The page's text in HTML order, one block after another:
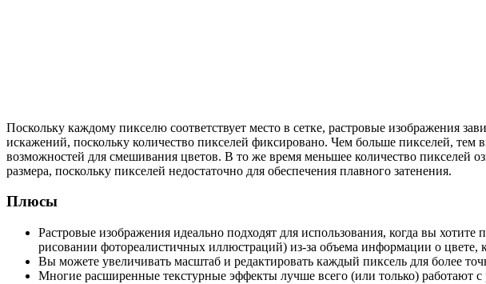
Поскольку каждому пикселю соответствует место в сетке, растровые изображения
искажений, поскольку количество пикселей фиксировано. Чем больше пикселей, тем
возможностей для смешивания цветов. В то же время меньшее количество пикселей
размера, поскольку пикселей недостаточно для обеспечения плавного затенения.
Плюсы
Растровые изображения идеально подходят для использования, когда вы
рисовании фотореалистичных иллюстраций) из-за объема информации о цвете,
Вы можете увеличивать масштаб и редактировать каждый пиксель для более
Многие расширенные текстурные эффекты лучше всего (или только) работают